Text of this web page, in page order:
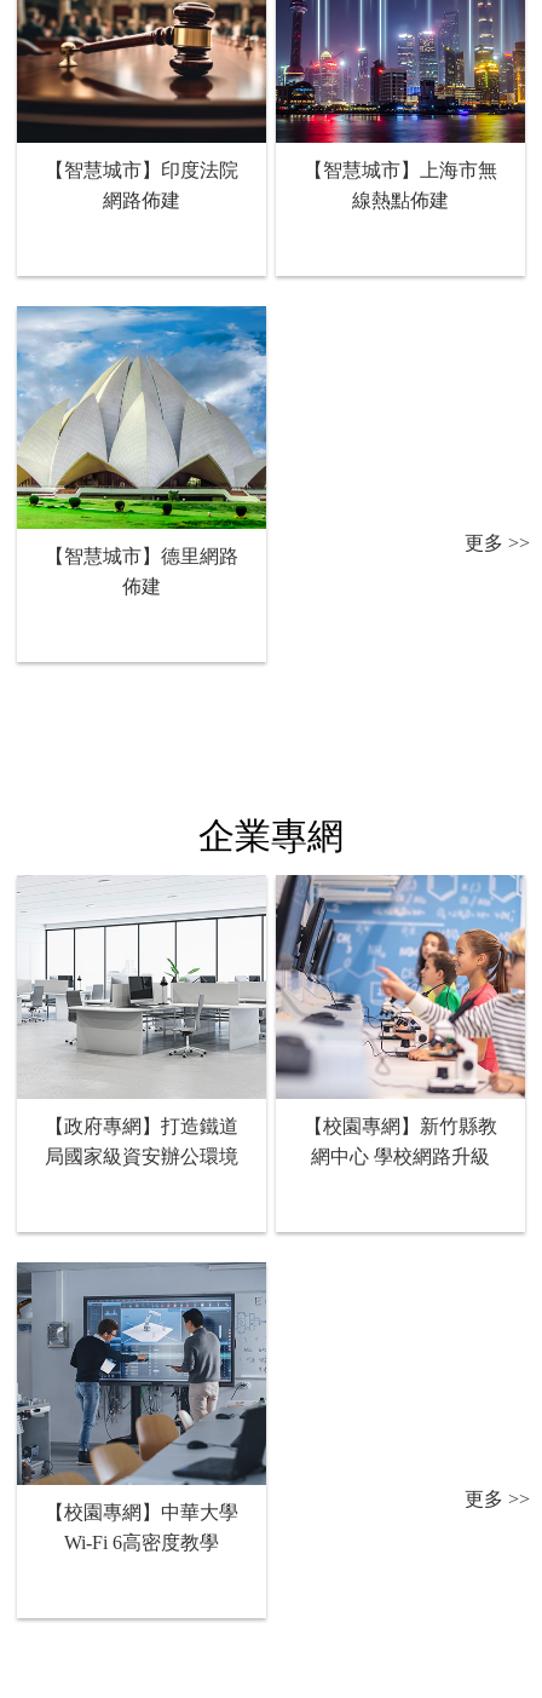
【智慧城市】印度法院
網路佈建
【智慧城市】上海市無
線熱點佈建
【智慧城市】德里網路
佈建
更多 >>
企業專網
【政府專網】打造鐵道
局國家級資安辦公環境
【校園專網】新竹縣教
網中心 學校網路升級
【校園專網】中華大學
Wi-Fi 6高密度教學
更多 >>